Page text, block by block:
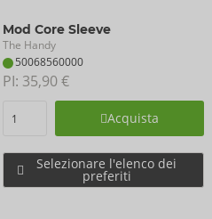
Mod Core Sleeve
The Handy
50068560000
PI: 35,90 €
Acquista
Selezionare l'elenco dei
preferiti